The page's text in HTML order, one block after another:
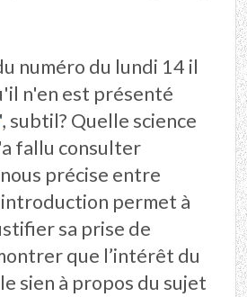
numéro du lundi 14 il
n'en est présenté
subtil? Quelle science
fallu consulter
précise entre
permet à
sa prise de
que l’intérêt du
sien à propos du sujet